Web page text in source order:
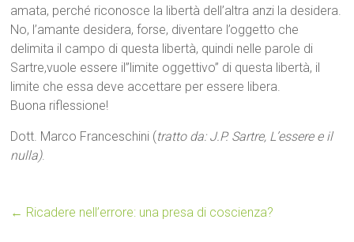
amata, perché riconosce la libertà dell’altra anzi la desidera.
No, l’amante desidera, forse, diventare l’oggetto che
delimita il campo di questa libertà, quindi nelle parole di
Sartre,vuole essere il”limite oggettivo” di questa libertà, il
limite che essa deve accettare per essere libera.
Buona riflessione!
Dott. Marco Franceschini (tratto da: J.P. Sartre, L’essere e il
nulla).
← Ricadere nell’errore: una presa di coscienza?